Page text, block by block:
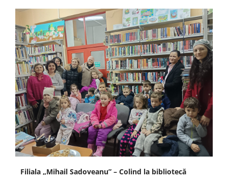
Filiala „Mihail Sadoveanu” – Colind la bibliotecă